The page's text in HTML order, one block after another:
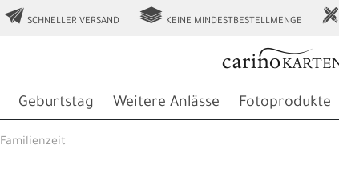
e SCHNELLER VERSAND g KEINE MINDESTBESTELLMENGE h
Geburtstag Weitere Anlässe Fotoprodukte
Familienzeit